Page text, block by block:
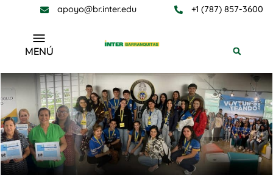
apoyo@br.inter.edu +1 (787) 857-3600
MENÚ